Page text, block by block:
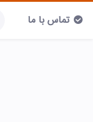
تماس با ما